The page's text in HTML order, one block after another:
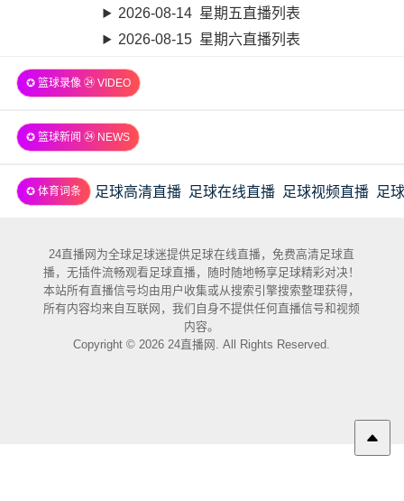
2026-08-14 星期五直播列表
2026-08-15 星期六直播列表
✪ 篮球录像 ㉔ VIDEO
✪ 篮球新闻 ㉔ NEWS
✪ 体育词条 足球高清直播 足球在线直播 足球视频直播 足
24直播网为全球足球迷提供足球在线直播，免费高清足球直
播，无插件流畅观看足球直播，随时随地畅享足球精彩对决！
本站所有直播信号均由用户收集或从搜索引擎搜索整理获得，
所有内容均来自互联网，我们自身不提供任何直播信号和视频
内容。
Copyright © 2026 24直播网. All Rights Reserved.